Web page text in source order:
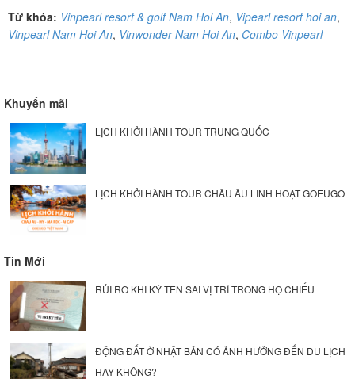
Từ khóa: Vinpearl resort & golf Nam Hoi An, Vipearl resort hoi an,
Vinpearl Nam Hoi An, Vinwonder Nam Hoi An, Combo Vinpearl
Khuyến mãi
LỊCH KHỞI HÀNH TOUR TRUNG QUỐC
LỊCH KHỞI HÀNH TOUR CHÂU ÂU LINH HOẠT GOEUGO
Tin Mới
RỦI RO KHI KÝ TÊN SAI VỊ TRÍ TRONG HỘ CHIẾU
ĐỘNG ĐẤT Ở NHẬT BẢN CÓ ẢNH HƯỞNG ĐẾN DU LỊCH
HAY KHÔNG?